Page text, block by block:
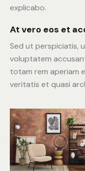
explicabo.
At vero eos et
Sed ut perspiciatis,
voluptatem
totam rem aperiam
veritatis et quasi